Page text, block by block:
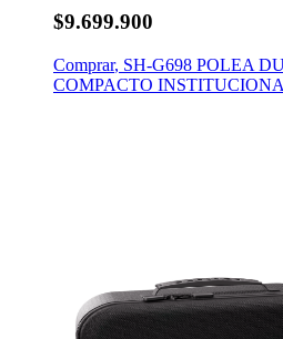
$9.699.900
Comprar, SH-G698 POLEA
COMPACTO